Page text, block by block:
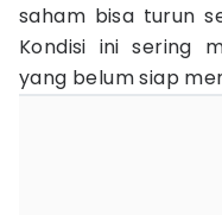
saham bisa turun
Kondisi ini sering
yang belum siap